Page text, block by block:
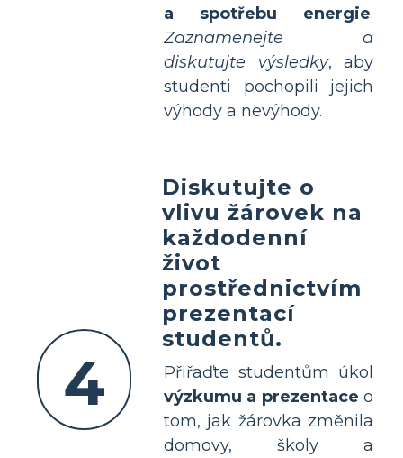
a spotřebu energie.
Zaznamenejte a
diskutujte výsledky, aby
studenti pochopili jejich
výhody a nevýhody.
4
Diskutujte o
vlivu žárovek na
každodenní
život
prostřednictvím
prezentací
studentů.
Přiřaďte studentům úkol
výzkumu a prezentace o
tom, jak žárovka změnila
domovy, školy a